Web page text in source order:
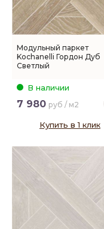
Модульный паркет
Kochanelli Гордон Дуб
Светлый
В наличии
7 980 руб / м2
Купить в 1 клик